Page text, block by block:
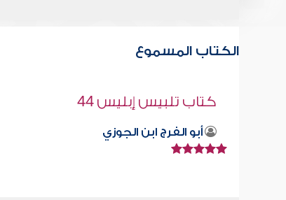
الكتاب المسموع
خصائص الأمة في الدنيا والآخرة
صابر دياب